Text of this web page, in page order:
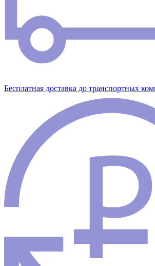
Бесплатная доставка до транспортных